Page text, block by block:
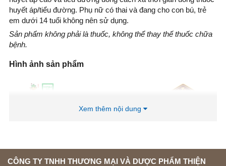
huyết áp/tiểu đường. Phụ nữ có thai và đang cho con bú, trẻ
em dưới 14 tuổi không nên sử dụng.
Sản phẩm không phải là thuốc, không thể thay thế thuốc chữa
bệnh.
Hình ảnh sản phẩm
Xem thêm nội dung
CÔNG TY TNHH THƯƠNG MẠI VÀ DƯỢC PHẨM THIỆN